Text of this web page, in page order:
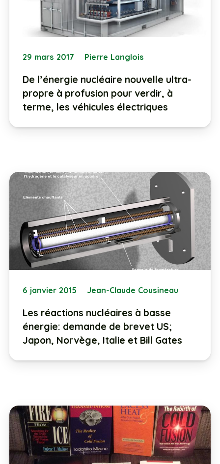
29 mars 2017 Pierre Langlois
De l’énergie nucléaire nouvelle ultra-
propre à profusion pour verdir, à
terme, les véhicules électriques
6 janvier 2015 Jean-Claude Cousineau
Les réactions nucléaires à basse
énergie: demande de brevet US;
Japon, Norvège, Italie et Bill Gates